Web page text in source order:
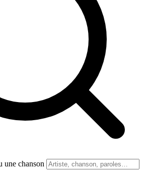
une chanson